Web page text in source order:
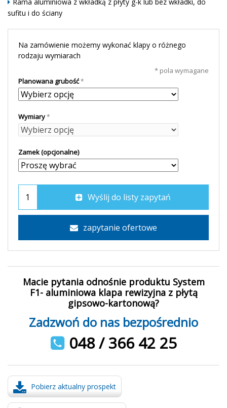
sufitu i do ściany
Na zamówienie możemy wykonać klapy o różnego
rodzaju wymiarach
* pola wymagane
Planowana grubość
Wymiary
Zamek (opcjonalne)
Wyślij do listy zapytań
zapytanie ofertowe
Macie pytania odnośnie produktu System
F1- aluminiowa klapa rewizyjna z płytą
gipsowo-kartonową?
Zadzwoń do nas bezpośrednio
048 / 366 42 25
Pobierz aktualny prospekt